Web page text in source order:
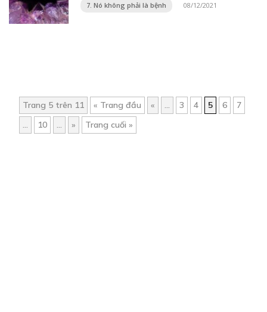
7. Nó không phải là bệnh 08/12/2021
Trang 5 trên 11 « Trang đầu « ... 3 4 5 6
7
...
10 ... » Trang cuối »